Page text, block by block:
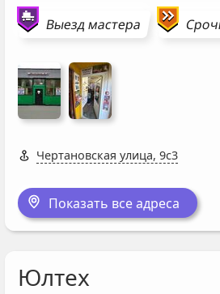
Выезд мастера
Чертановская улица, 9с3
Показать все адреса
Юлтех